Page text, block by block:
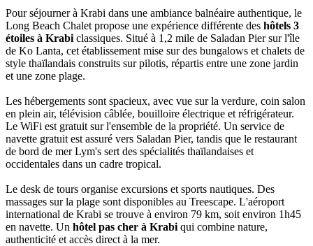
Pour séjourner à Krabi dans une ambiance balnéaire authentique, le
Long Beach Chalet propose une‎ expérience différente des hôtels 3
étoiles à Krabi classiques. Situé à 1,2 mile de Saladan Pier‎ sur l'île
de Ko Lanta, cet établissement mise sur des bungalows et chalets de
style thaïlandais‎ construits sur pilotis, répartis entre une zone jardin
et une zone plage.
Les hébergements sont spacieux, avec vue sur la verdure, coin salon
en plein air, télévision câblée, bouilloire‎ électrique et réfrigérateur.
Le WiFi est gratuit sur l'ensemble de la propriété. Un service de
navette gratuit est assuré vers Saladan Pier, tandis que le restaurant
de bord de mer Lym's sert‎ des spécialités thaïlandaises et
occidentales dans un cadre tropical.
Le desk de tours‎ organise excursions et sports nautiques. Des
massages sur la plage sont disponibles au‎ Treescape. L'aéroport
international de Krabi se trouve à environ 79 km, soit environ 1h45
en‎ navette. Un hôtel pas cher à Krabi qui combine nature,
authenticité et accès direct à la mer.